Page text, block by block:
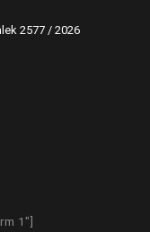
2577 / 2026
1"]